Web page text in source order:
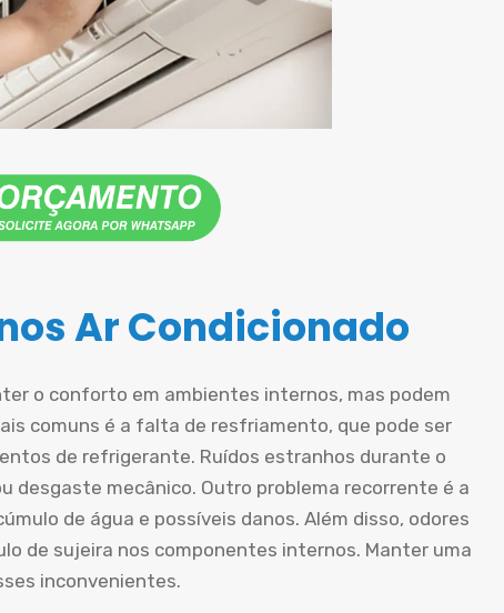
Ar Condicionado
o conforto em ambientes internos, mas podem
comuns é a falta de resfriamento, que pode ser
de refrigerante. Ruídos estranhos durante o
desgaste mecânico. Outro problema recorrente é a
de água e possíveis danos. Além disso, odores
de sujeira nos componentes internos. Manter uma
inconvenientes.